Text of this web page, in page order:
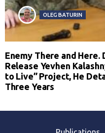
OLEG BATURIN
Enemy There and
Release Yevhen
to Live” Project, He
Three Years